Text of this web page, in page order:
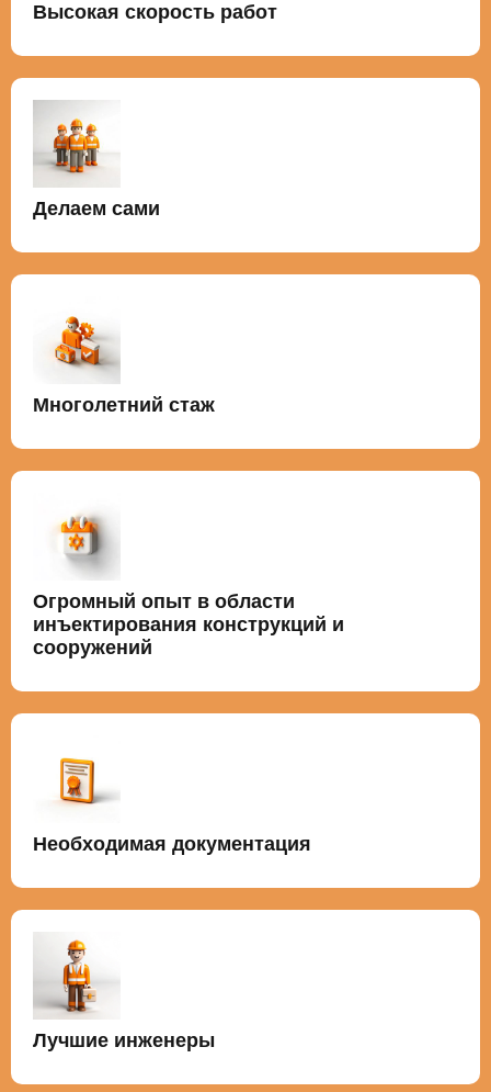
Высокая скорость работ
Делаем сами
Многолетний стаж
Огромный опыт в области
инъектирования конструкций и
сооружений
Необходимая документация
Лучшие инженеры